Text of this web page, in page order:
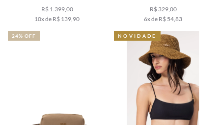
R$ 1.399,00
10x de R$ 139,90
R$ 329,00
6x de R$ 54,83
24% OFF NOVIDADE